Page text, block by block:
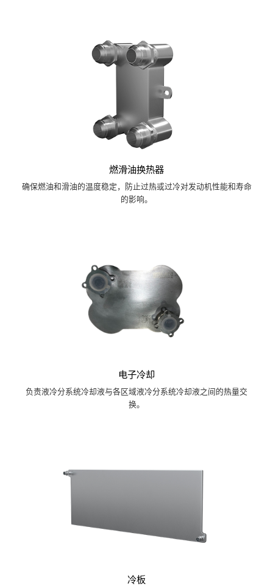
燃滑油换热器
确保燃油和滑油的温度稳定，防止过热或过冷对发动机性能和寿命
的影响。
电子冷却
负责液冷分系统冷却液与各区域液冷分系统冷却液之间的热量交
换。
冷板